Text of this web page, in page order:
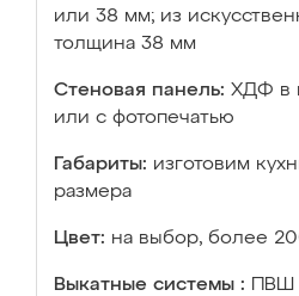
или 38 мм; из
толщина 38 мм
Стеновая панель: ХДФ в
или с фотопечатью
Габариты: изготовим
размера
Цвет: на выбор, более
Выкатные системы :
ПВШ